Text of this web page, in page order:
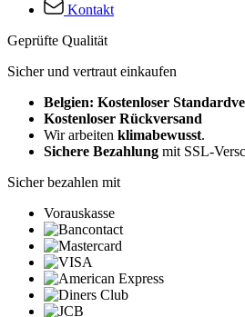
Kontakt
Geprüfte Qualität
Sicher und vertraut einkaufen
Belgien: Kostenloser
Kostenloser Rückversand
Wir arbeiten klimabewusst.
Sichere Bezahlung mit SSL-
Sicher bezahlen mit
Vorauskasse